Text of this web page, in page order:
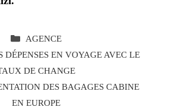
CATÉGORIES
AGENCE
DÉPENSES EN VOYAGE AVEC LE
DE CHANGE
DES BAGAGES CABINE
EN EUROPE